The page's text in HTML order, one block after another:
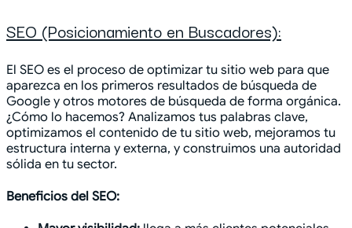
SEO (Posicionamiento en Buscadores):
El SEO es el proceso de optimizar tu sitio web para que
aparezca en los primeros resultados de búsqueda de
Google y otros motores de búsqueda de forma orgánica.
¿Cómo lo hacemos? Analizamos tus palabras clave,
optimizamos el contenido de tu sitio web, mejoramos tu
estructura interna y externa, y construimos una autoridad
sólida en tu sector.
Beneficios del SEO: